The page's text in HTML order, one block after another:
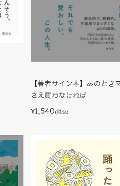
【著者サイン本】あのとき
さえ買わなければ
¥1,540(税込)